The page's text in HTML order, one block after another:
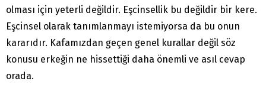
olması için yeterli değildir. Eşcinsellik bu değildir bir kere.
Eşcinsel olarak tanımlanmayı istemiyorsa da bu onun
kararıdır. Kafamızdan geçen genel kurallar değil söz
konusu erkeğin ne hissettiği daha önemli ve asıl cevap
orada.